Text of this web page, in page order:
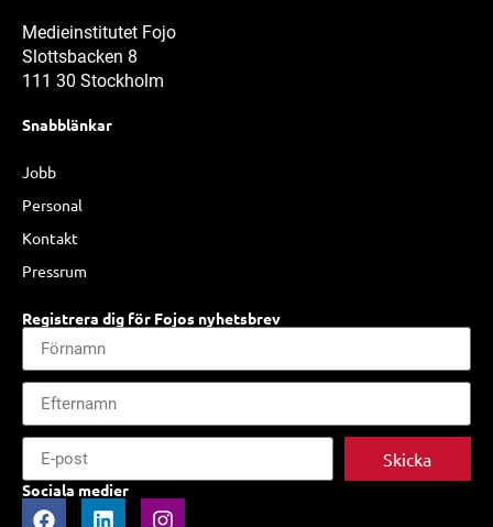
Medieinstitutet Fojo
Slottsbacken 8
111 30 Stockholm
Snabblänkar
Jobb
Personal
Kontakt
Pressrum
Registrera dig för Fojos nyhetsbrev
Skicka
Sociala medier